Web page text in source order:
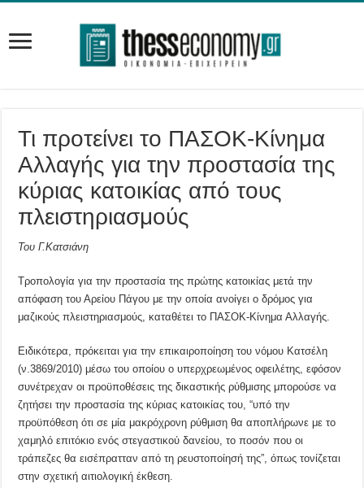
Τι προτείνει το ΠΑΣΟΚ-Κίνημα
Αλλαγής για την προστασία της
κύριας κατοικίας από τους
πλειστηριασμούς
Του Γ.Κατσιάνη
Τροπολογία για την προστασία της πρώτης κατοικίας μετά την
απόφαση του Αρείου Πάγου με την οποία ανοίγει ο δρόμος για
μαζικούς πλειστηριασμούς, καταθέτει το ΠΑΣΟΚ-Κίνημα Αλλαγής.
Ειδικότερα, πρόκειται για την επικαιροποίηση του νόμου Κατσέλη
(ν.3869/2010) μέσω του οποίου ο υπερχρεωμένος οφειλέτης, εφόσον
συνέτρεχαν οι προϋποθέσεις της δικαστικής ρύθμισης μπορούσε να
ζητήσει την προστασία της κύριας κατοικίας του, “υπό την
προϋπόθεση ότι σε μία μακρόχρονη ρύθμιση θα αποπλήρωνε με το
χαμηλό επιτόκιο ενός στεγαστικού δανείου, το ποσόν που οι
τράπεζες θα εισέπρατταν από τη ρευστοποίησή της”, όπως τονίζεται
στην σχετική αιτιολογική έκθεση.